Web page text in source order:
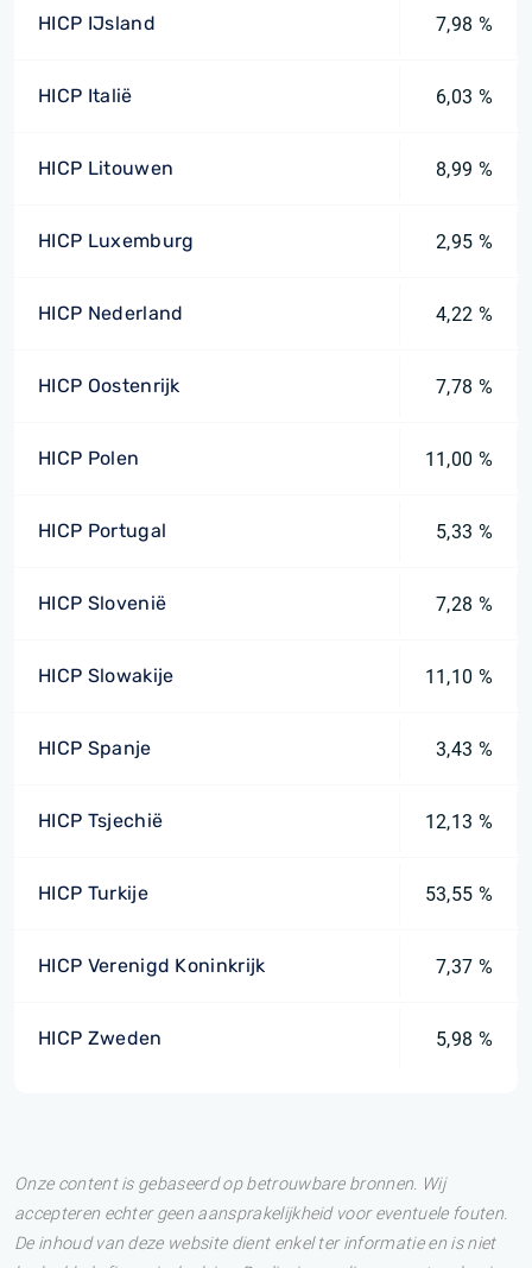
HICP IJsland 7,98 %
HICP Italië 6,03 %
HICP Litouwen 8,99 %
HICP Luxemburg 2,95 %
HICP Nederland 4,22 %
HICP Oostenrijk 7,78 %
HICP Polen 11,00 %
HICP Portugal 5,33 %
HICP Slovenië 7,28 %
HICP Slowakije 11,10 %
HICP Spanje 3,43 %
HICP Tsjechië 12,13 %
HICP Turkije 53,55 %
HICP Verenigd Koninkrijk 7,37 %
HICP Zweden 5,98 %
Onze content is gebaseerd op betrouwbare bronnen. Wij
accepteren echter geen aansprakelijkheid voor eventuele fouten.
De inhoud van deze website dient enkel ter informatie en is niet